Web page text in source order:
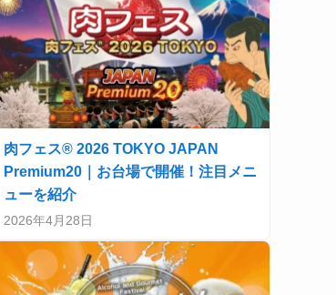
肉フェス® 2026 TOKYO JAPAN
Premium20｜お台場で開催！注目メニ
ューを紹介
2026年4月28日